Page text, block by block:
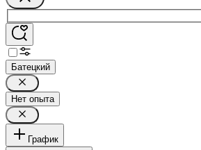
Батецкий
Нет опыта
График